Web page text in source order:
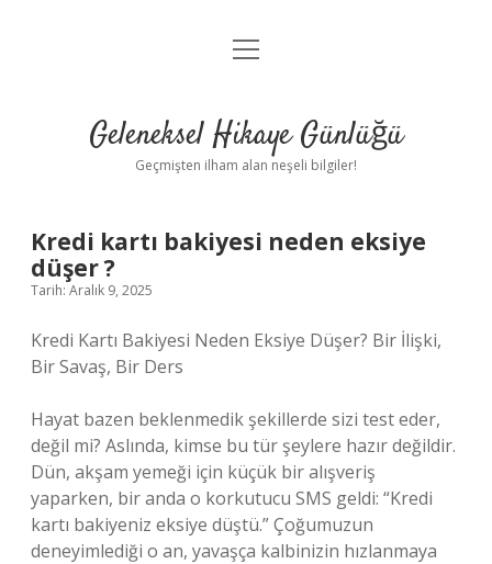
Anasayfa
Yasal Uyarı
menüyü
Geleneksel Hikaye Günlüğü
Geçmişten ilham alan neşeli bilgiler!
Kredi kartı bakiyesi neden eksiye
düşer ?
Tarih: Aralık 9, 2025
Kredi Kartı Bakiyesi Neden Eksiye Düşer? Bir İlişki,
Bir Savaş, Bir Ders
Hayat bazen beklenmedik şekillerde sizi test eder,
değil mi? Aslında, kimse bu tür şeylere hazır değildir.
Dün, akşam yemeği için küçük bir alışveriş
yaparken, bir anda o korkutucu SMS geldi: “Kredi
kartı bakiyeniz eksiye düştü.” Çoğumuzun
deneyimlediği o an, yavaşça kalbinizin hızlanmaya